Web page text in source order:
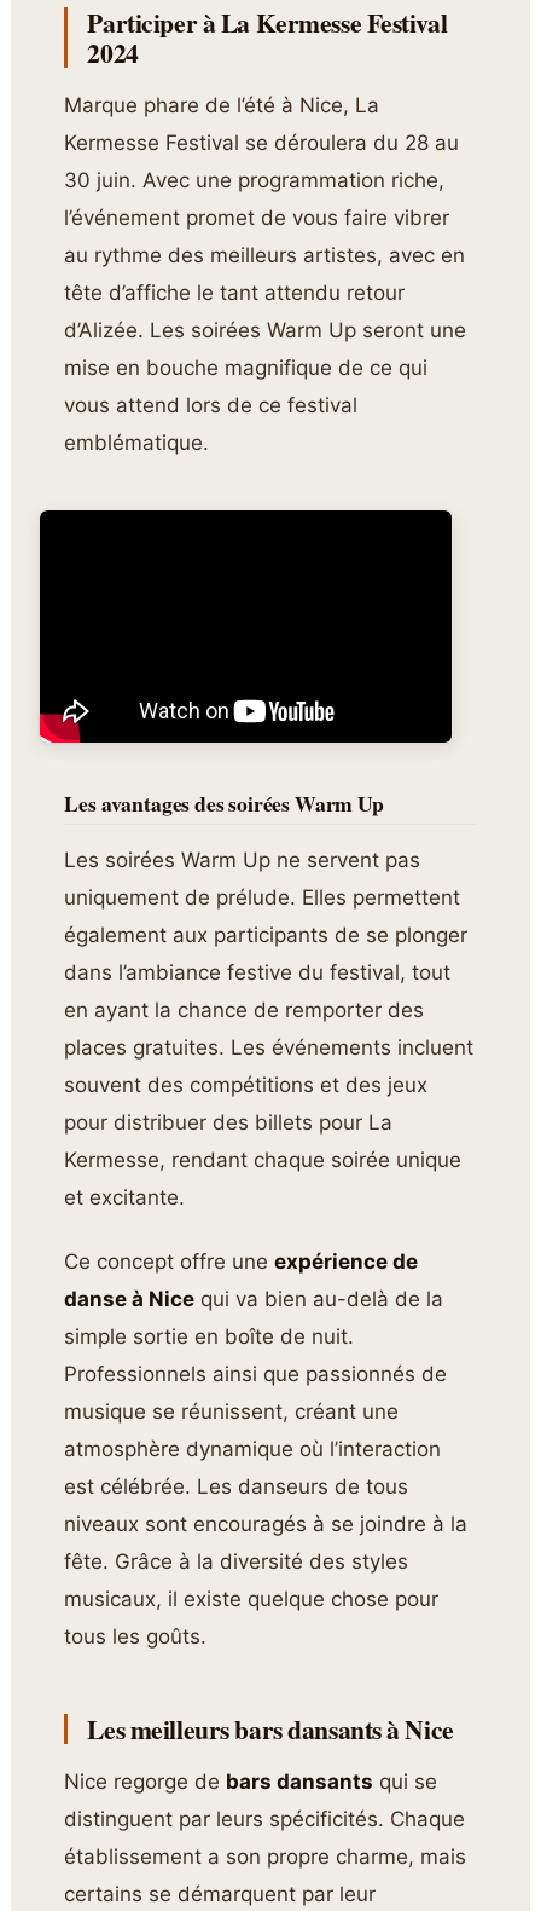
Participer à La Kermesse Festival
2024
Marque phare de l’été à Nice, La
Kermesse Festival se déroulera du 28 au
30 juin. Avec une programmation riche,
l’événement promet de vous faire vibrer
au rythme des meilleurs artistes, avec en
tête d’affiche le tant attendu retour
d’Alizée. Les soirées Warm Up seront une
mise en bouche magnifique de ce qui
vous attend lors de ce festival
emblématique.
Les avantages des soirées Warm Up
Les soirées Warm Up ne servent pas
uniquement de prélude. Elles permettent
également aux participants de se plonger
dans l’ambiance festive du festival, tout
en ayant la chance de remporter des
places gratuites. Les événements incluent
souvent des compétitions et des jeux
pour distribuer des billets pour La
Kermesse, rendant chaque soirée unique
et excitante.
Ce concept offre uneexpérience de
danse à Nice qui va bien au-delà de la
simple sortie en boîte de nuit.
Professionnels ainsi que passionnés de
musique se réunissent, créant une
atmosphère dynamique où l’interaction
est célébrée. Les danseurs de tous
niveaux sont encouragés à se joindre à la
fête. Grâce à la diversité des styles
musicaux, il existe quelque chose pour
tous les goûts.
Les meilleurs bars dansants à Nice
Nice regorge de bars dansants qui se
distinguent par leurs spécificités. Chaque
établissement a son propre charme, mais
certains se démarquent par leur